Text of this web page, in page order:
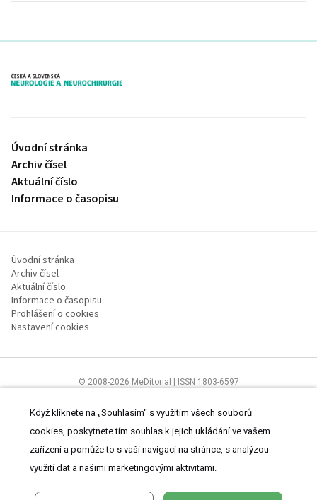
proLékaře.cz
Úvodní stránka
Archiv čísel
Aktuální číslo
Informace o časopisu
Úvodní stránka
Archiv čísel
Aktuální číslo
Informace o časopisu
Prohlášení o cookies
Nastavení cookies
© 2008-2026 MeDitorial | ISSN 1803-6597
zdravotnictví.Čtěte prohlášeníaZásady zpracování osobních údajů
Když kliknete na „Souhlasím“ s využitím všech souborů
cookies, poskytnete tím souhlas k jejich ukládání ve vašem
zařízení a pomůže to s vaší navigací na stránce, s analýzou
využití dat a našimi marketingovými aktivitami.